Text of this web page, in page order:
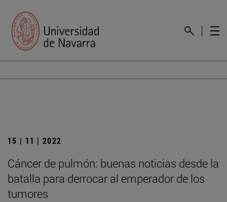
15 | 11 | 2022
Cáncer de pulmón: buenas noticias desde la
batalla para derrocar al emperador de los
tumores